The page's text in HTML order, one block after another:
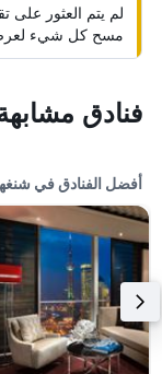
لم يتم العثور على
مسح كل شيء لعرض
فنادق
أفضل الفنادق في